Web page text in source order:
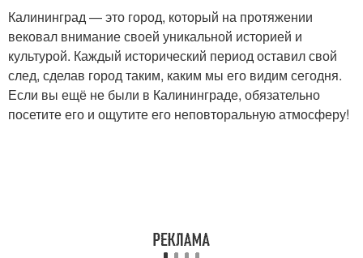
Калининград — это город, который на протяжении
вековал внимание своей уникальной историей и
культурой. Каждый исторический период оставил свой
след, сделав город таким, каким мы его видим сегодня.
Если вы ещё не были в Калининграде, обязательно
посетите его и ощутите его неповторальную атмосферу!